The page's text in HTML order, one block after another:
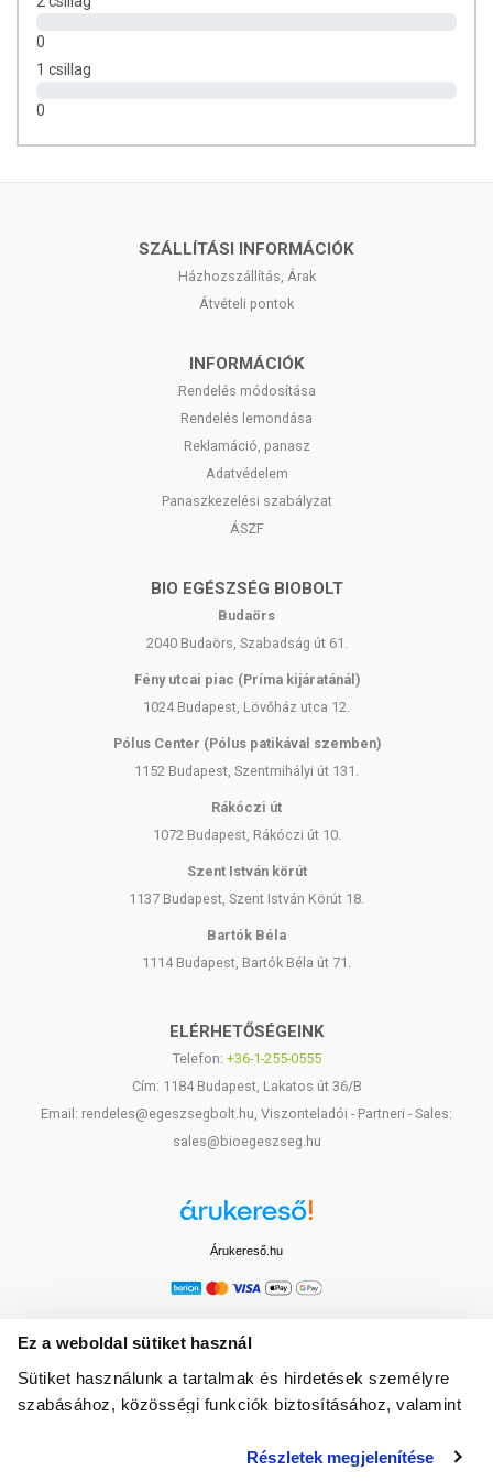
Ez a weboldal sütiket használ
Sütiket használunk a tartalmak és hirdetések személyre
szabásához, közösségi funkciók biztosításához, valamint
média-, hirdető- és elemező partnereinkkel megosztjuk az
Részletek megjelenítése
0
1 csillag
0
SZÁLLÍTÁSI INFORMÁCIÓK
Házhozszállítás, Árak
Átvételi pontok
INFORMÁCIÓK
Rendelés módosítása
Rendelés lemondása
Reklamáció, panasz
Adatvédelem
Panaszkezelési szabályzat
ÁSZF
BIO EGÉSZSÉG BIOBOLT
Budaörs
2040 Budaörs, Szabadság út 61.
Fény utcai piac (Príma kijáratánál)
1024 Budapest, Lövőház utca 12.
Pólus Center (Pólus patikával szemben)
1152 Budapest, Szentmihályi út 131.
Rákóczi út
1072 Budapest, Rákóczi út 10.
Szent István körút
1137 Budapest, Szent István Körút 18.
Bartók Béla
1114 Budapest, Bartók Béla út 71.
ELÉRHETŐSÉGEINK
Telefon: +36-1-255-0555
Cím: 1184 Budapest, Lakatos út 36/B
Email: rendeles@egeszsegbolt.hu, Viszonteladói - Partneri - Sales:
sales@bioegeszseg.hu
Árukereső.hu